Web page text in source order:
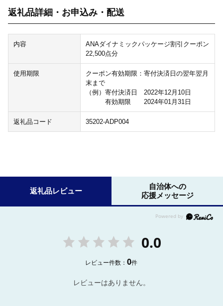
返礼品詳細・お申込み・配送
内容
ANAダイナミックパッケージ割引クーポン
22,500点分
使用期限
クーポン有効期限：寄付決済日の翌年翌月
末まで
（例）寄付決済日 2022年12月10日
有効期限 2024年01月31日
返礼品コード 35202-ADP004
返礼品レビュー
自治体への
応援メッセージ
0.0
レビュー件数：0件
レビューはありません。